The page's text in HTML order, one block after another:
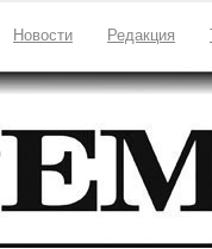
Новости Редакция